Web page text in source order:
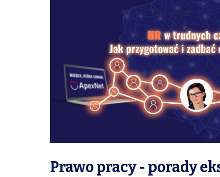
Prawo pracy - porady